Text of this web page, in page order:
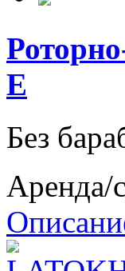
E
Без
Аренда/